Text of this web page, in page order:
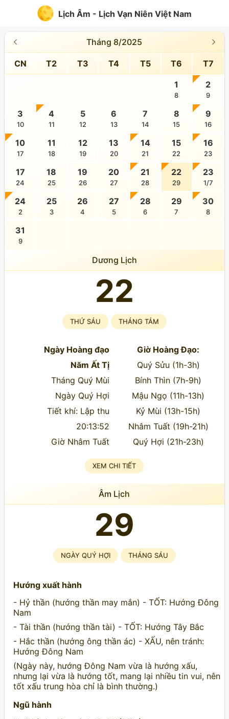
Lịch Âm - Lịch Vạn Niên Việt Nam
Tháng 8/2025
CN T2 T3 T4 T5 T6 T7
1
8
2
9
3
10
4
11
5
12
6
13
7
14
8
15
9
16
10
17
11
18
12
19
13
20
14
21
15
22
16
23
17
24
18
25
19
26
20
27
21
28
22
29
23
1/7
24
2
25
3
26
4
27
5
28
6
29
7
30
8
31
9
Dương Lịch
22
THỨ SÁU THÁNG TÁM
Ngày Hoàng đạo
Năm Ất Tị
Tháng Quý Mùi
Ngày Quý Hợi
Tiết khí: Lập thu
20:13:52
Giờ Nhâm Tuất
Giờ Hoàng Đạo:
Quý Sửu (1h-3h)
Bính Thìn (7h-9h)
Mậu Ngọ (11h-13h)
Kỷ Mùi (13h-15h)
Nhâm Tuất (19h-21h)
Quý Hợi (21h-23h)
XEM CHI TIẾT
Âm Lịch
29
NGÀY QUÝ HỢI THÁNG SÁU
Hướng xuất hành
- Hỷ thần (hướng thần may mắn) - TỐT: Hướng Đông
Nam
- Tài thần (hướng thần tài) - TỐT: Hướng Tây Bắc
- Hắc thần (hướng ông thần ác) - XẤU, nên tránh:
Hướng Đông Nam
(Ngày này, hướng Đông Nam vừa là hướng xấu,
nhưng lại vừa là hướng tốt, mang lại nhiều tin vui, nên
tốt xấu trung hòa chỉ là bình thường.)
Ngũ hành